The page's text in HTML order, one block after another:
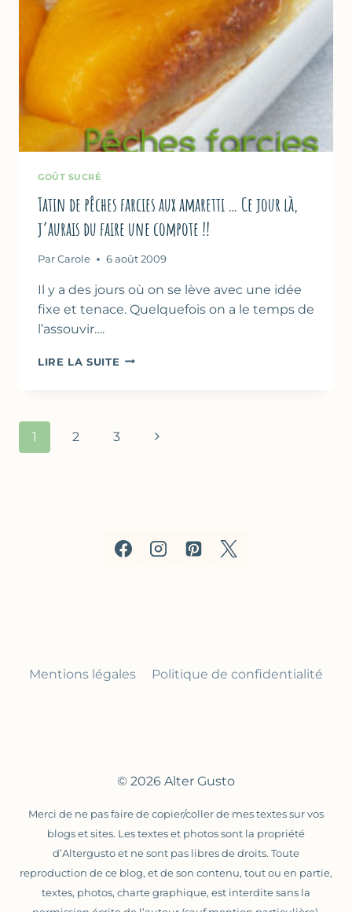
GOÛT SUCRÉ
Tatin de pêches farcies aux amaretti … Ce jour là,
j’aurais du faire une compote !!
Par Carole 6 août 2009
Il y a des jours où on se lève avec une idée
fixe et tenace. Quelquefois on a le temps de
l’assouvir….
LIRE LA SUITE TATIN
AMARETTI
FAIRE
Navigation
de
1 2 3
Page
Mentions légales Politique de confidentialité
© 2026 Alter Gusto
Merci de ne pas faire de copier/coller de mes textes sur vos
blogs et sites. Les textes et photos sont la propriété
d’Altergusto et ne sont pas libres de droits. Toute
reproduction de ce blog, et de son contenu, tout ou en partie,
textes, photos, charte graphique, est interdite sans la